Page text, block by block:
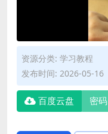
资源分类: 学习教程
发布时间: 2026-05-16
百度云盘 密码